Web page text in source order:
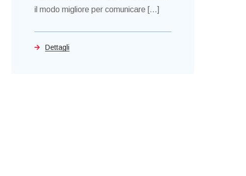
il modo migliore per comunicare [...]
Dettagli